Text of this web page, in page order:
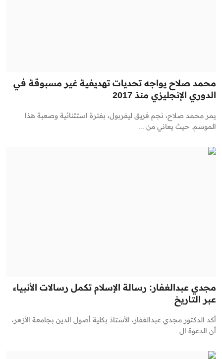
محمد صلاح يواجه تحديات تهديفية غير مسبوقة في
الدوري الإنجليزي منذ 2017
يمر محمد صلاح، نجم فريق ليفربول، بفترة استثنائية وصعبة هذا
الموسم. حيث يعاني من ...
مجدي عبدالغفار: رسالة الإسلام تكمل رسالات الأنبياء
عبر التاريخ
أكد الدكتور مجدي عبدالغفار، الأستاذ بكلية أصول الدين بجامعة الأزهر،
أن الدعوة ال...